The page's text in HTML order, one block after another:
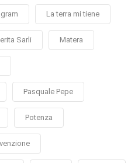
La terra mi tiene
Sarli Matera
Pasquale Pepe
Potenza